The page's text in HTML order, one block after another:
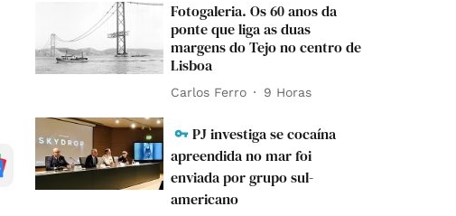
Fotogaleria. Os 60 anos da
ponte que liga as duas
margens do Tejo no centro de
Lisboa
Carlos Ferro 9 Horas
PJ investiga se cocaína
apreendida no mar foi
enviada por grupo sul-
americano